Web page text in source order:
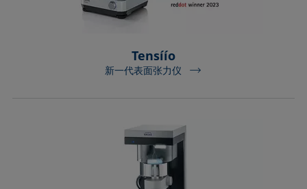
Tensíío
新一代表面张力仪